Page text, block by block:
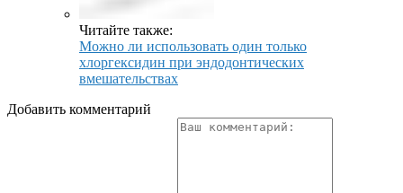
Читайте также:
Можно ли использовать один только
хлоргексидин при эндодонтических
вмешательствах
Добавить комментарий